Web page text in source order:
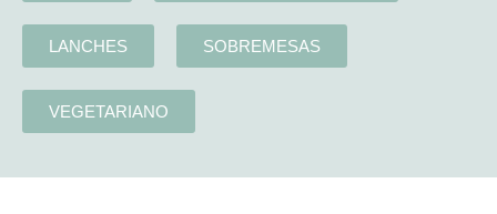
LANCHES SOBREMESAS
VEGETARIANO